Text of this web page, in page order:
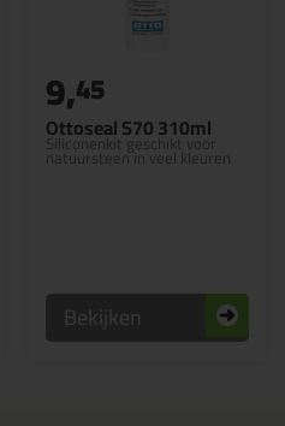
Ottoseal S70 310ml
Siliconenkit geschikt voor
natuursteen in veel kleuren
9,45
Bekijken